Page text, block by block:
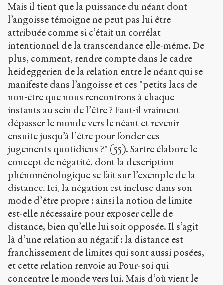
Mais il tient que la puissance du néant dont
l’angoisse témoigne ne peut pas lui être
attribuée comme si c’était un corrélat
intentionnel de la transcendance elle-même. De
plus, comment, rendre compte dans le cadre
heideggerien de la relation entre le néant qui se
manifeste dans l’angoisse et ces "petits lacs de
non-être que nous rencontrons à chaque
instants au sein de l’être ? Faut-il vraiment
dépasser le monde vers le néant et revenir
ensuite jusqu’à l’être pour fonder ces
jugements quotidiens ?" (55). Sartre élabore le
concept de négatité, dont la description
phénoménologique se fait sur l’exemple de la
distance. Ici, la négation est incluse dans son
mode d’être propre : ainsi la notion de limite
est-elle nécessaire pour exposer celle de
distance, bien qu’elle lui soit opposée. Il s’agit
là d’une relation au négatif : la distance est
franchissement de limites qui sont aussi posées,
et cette relation renvoie au Pour-soi qui
concentre le monde vers lui. Mais d’où vient le